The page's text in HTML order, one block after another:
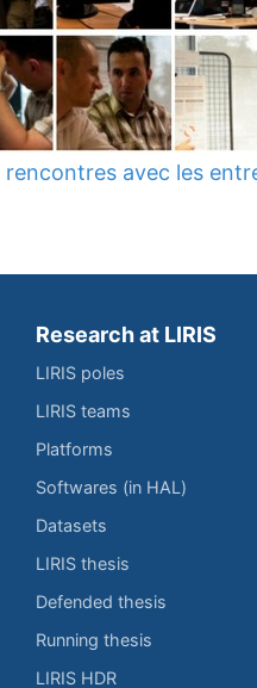
rencontres avec les
Research at LIRIS
LIRIS poles
LIRIS teams
Platforms
Softwares (in HAL)
Datasets
LIRIS thesis
Defended thesis
Running thesis
LIRIS HDR